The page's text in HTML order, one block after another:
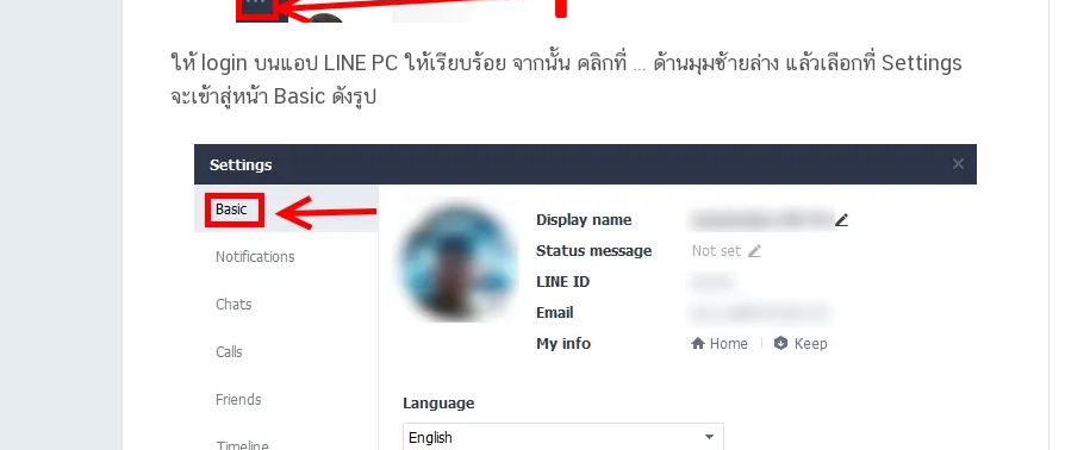
ให้ login บนแอป LINE PC ให้เรียบร้อย จากนั้น คลิกที่ … ด้านมุมซ้ายล่าง แล้วเลือกที่ Settings
จะเข้าสู่หน้า Basic ดังรูป